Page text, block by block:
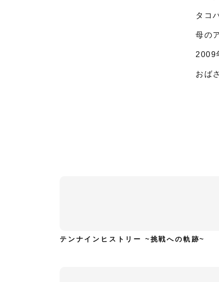
タコ
母の
2009
おば
テンナインヒストリー ~挑戦への軌跡~